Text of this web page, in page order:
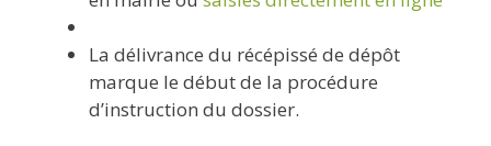
La délivrance du récépissé de dépôt
marque le début de la procédure
d’instruction du dossier.